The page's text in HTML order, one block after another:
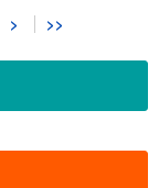
試し読み
> >>